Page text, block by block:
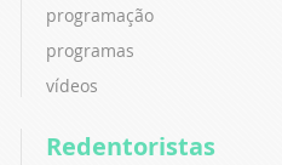
programação
programas
vídeos
Redentoristas